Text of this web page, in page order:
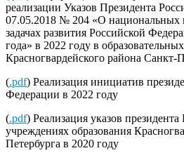
реализации Указов Президента
07.05.2018 № 204 «О национальных
задачах развития Российской
года» в 2022 году в
Красногвардейского района Санкт-
(.pdf) Реализация инициатив
Федерации в 2022 году
(.pdf) Реализация указов
учреждениях образования
Петербурга в 2020 году